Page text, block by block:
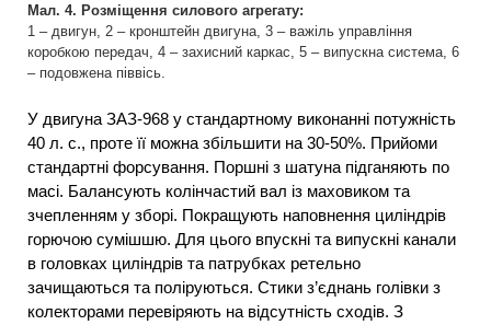
Мал. 4. Розміщення силового агрегату:
1 – двигун, 2 – кронштейн двигуна, 3 – важіль управління
коробкою передач, 4 – захисний каркас, 5 – випускна система, 6
– подовжена піввісь.
У двигуна ЗАЗ-968 у стандартному виконанні потужність
40 л. с., проте її можна збільшити на 30-50%. Прийоми
стандартні форсування. Поршні з шатуна підганяють по
масі. Балансують колінчастий вал із маховиком та
зчепленням у зборі. Покращують наповнення циліндрів
горючою сумішшю. Для цього впускні та випускні канали
в головках циліндрів та патрубках ретельно
зачищаються та поліруються. Стики з’єднань голівки з
колекторами перевіряють на відсутність сходів. З